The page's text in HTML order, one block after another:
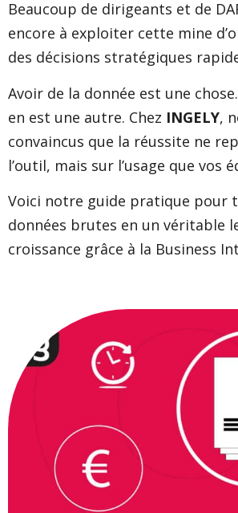
Beaucoup de dirigeants et de
encore à exploiter cette mine
des décisions stratégiques
Avoir de la donnée est une
en est une autre. Chez INGELY,
convaincus que la réussite ne
l’outil, mais sur l’usage que vos
Voici notre guide pratique pour
données brutes en un véritable
croissance grâce à la Business